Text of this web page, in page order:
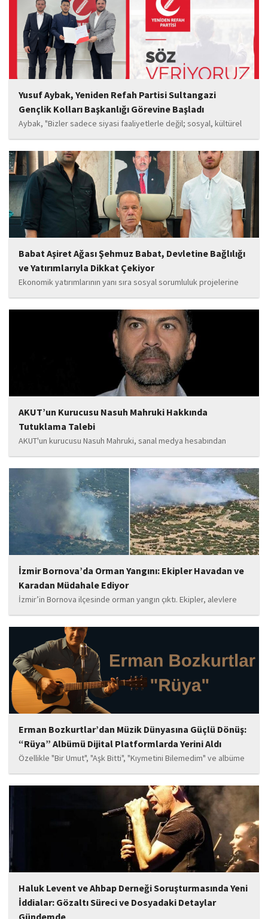
oyuncu Görkem Akyol...
Yusuf Aybak, Yeniden Refah Partisi Sultangazi
Gençlik Kolları Başkanlığı Görevine Başladı
Aybak, "Bizler sadece siyasi faaliyetlerle değil; sosyal, kültürel
ve manevi değerleri güçlendiren çalışmalarla da gençlerimizin
yanında olacağız. Sultangazi'de birlik ve beraberlik ruhunu daha
da güçlendirecek projeleri hayata geçirmek için ekip...
Babat Aşiret Ağası Şehmuz Babat, Devletine Bağlılığı
ve Yatırımlarıyla Dikkat Çekiyor
Ekonomik yatırımlarının yanı sıra sosyal sorumluluk projelerine
de önem veren Babat'ın, eğitim alanında bir lise ile iki okulun
yapımına katkı sunduğu, ayrıca Şırnak'ın çeşitli noktalarında
tamamlanan ve yapımı devam eden...
AKUT’un Kurucusu Nasuh Mahruki Hakkında
Tutuklama Talebi
AKUT'un kurucusu Nasuh Mahruki, sanal medya hesabından
yaptığı '15 Temmuz' paylaşımı nedeniyle 'Halkı kin ve düşmanlığa
tahrik veya aşağılama' suçundan gözaltına alındı. Mahruki,
tutuklama talebiyle Sulh Ceza Hakimliği'ne sevk edildi.
İzmir Bornova’da Orman Yangını: Ekipler Havadan ve
Karadan Müdahale Ediyor
İzmir’in Bornova ilçesinde orman yangın çıktı. Ekipler, alevlere
havadan ve karadan müdahale ediyor.
Erman Bozkurtlar’dan Müzik Dünyasına Güçlü Dönüş:
“Rüya” Albümü Dijital Platformlarda Yerini Aldı
Özellikle "Bir Umut", "Aşk Bitti", "Kıymetini Bilemedim" ve albüme
adını veren "Rüya" parçalarının kısa süre içerisinde öne çıkan
eserler arasında yer alması bekleniyor. Albüm, sanatçının önceki
çalışmalarına göre daha olgun,...
Haluk Levent ve Ahbap Derneği Soruşturmasında Yeni
İddialar: Gözaltı Süreci ve Dosyadaki Detaylar
Gündemde